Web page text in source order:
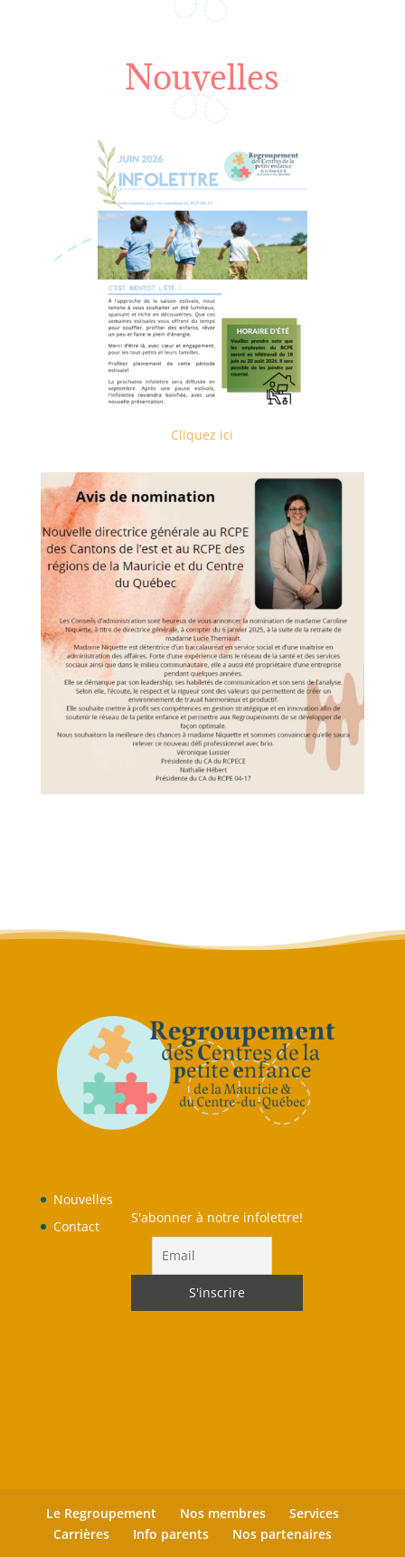
Nouvelles
Cliquez ici
Nouvelles
Contact
S'abonner à notre infolettre!
Le Regroupement Nos membres
Services
Carrières
Info parents Nos partenaires